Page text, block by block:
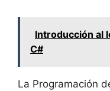
Introducción al
C#
La Programación